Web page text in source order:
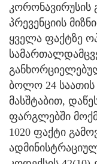
კორონავირუსის
პრევენციის
ყველა ფაქტზე
ბოლო 24 საათის
მასშტაბით,
ფარგლებში
1020 ფაქტი